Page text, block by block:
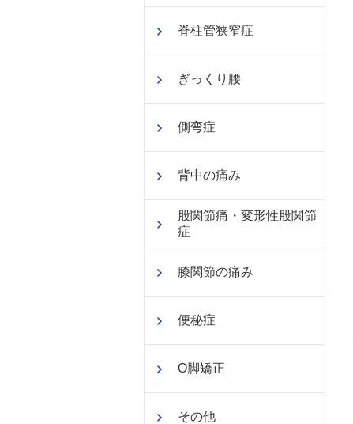
脊柱管狭窄症
ぎっくり腰
側弯症
背中の痛み
股関節痛・変形性股関節
症
膝関節の痛み
便秘症
O脚矯正
その他